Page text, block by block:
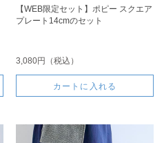
【WEB限定セット】ポピー スクエア
プレート14cmのセット
3,080円（税込）
カートに入れる